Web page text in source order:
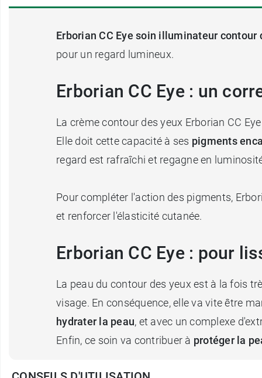
Erborian CC Eye soin illuminateur contour
pour un regard lumineux.
Erborian CC Eye : un
La crème contour des yeux Erborian CC
Elle doit cette capacité à ses pigments
regard est rafraîchi et regagne en
Pour compléter l'action des pigments,
et renforcer l'élasticité cutanée.
Erborian CC Eye : pour
La peau du contour des yeux est à la fois
visage. En conséquence, elle va vite être
hydrater la peau, et avec un complexe
Enfin, ce soin va contribuer à protéger la